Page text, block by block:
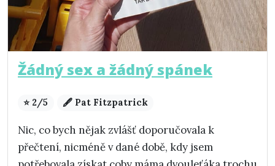
Žádný sex a žádný spánek
⭐ 2/5 🖋️ Pat Fitzpatrick
Nic, co bych nějak zvlášť doporučovala k
přečtení, nicméně v dané době, kdy jsem